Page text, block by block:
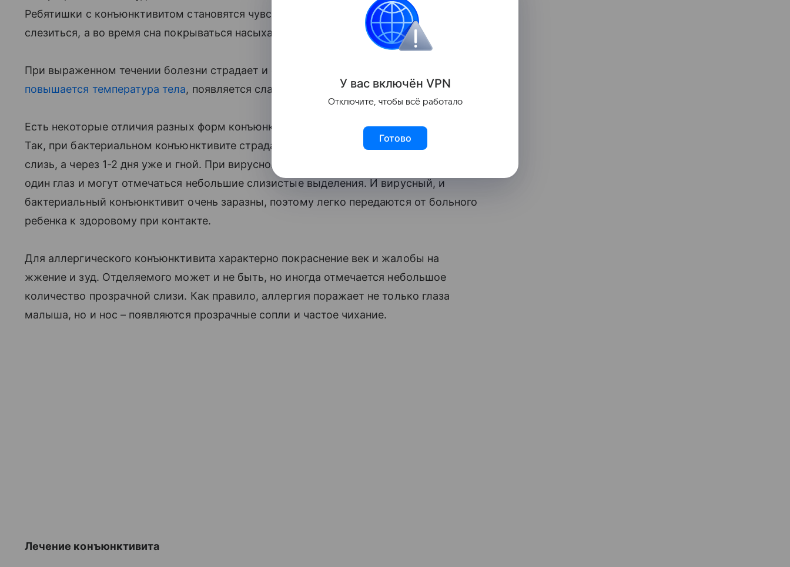
Ребятишки с конъюнктивитом становятся чувствительны к свету, глаза могут
слезиться, а во время сна покрываться насыхающими корочками.
При выраженном течении болезни страдает и общее самочувствие, у ребенка
повышается температура тела, появляется слабость и головная боль.
Есть некоторые отличия разных форм конъюнктивита в зависимости от возбудителя.
Так, при бактериальном конъюнктивите страдают оба глаза, из которых сочится
слизь, а через 1-2 дня уже и гной. При вирусной инфекции воспален, как правило,
один глаз и могут отмечаться небольшие слизистые выделения. И вирусный, и
бактериальный конъюнктивит очень заразны, поэтому легко передаются от больного
ребенка к здоровому при контакте.
Для аллергического конъюнктивита характерно покраснение век и жалобы на
жжение и зуд. Отделяемого может и не быть, но иногда отмечается небольшое
количество прозрачной слизи. Как правило, аллергия поражает не только глаза
малыша, но и нос – появляются прозрачные сопли и частое чихание.
Лечение конъюнктивита
У вас включён VPN
Отключите, чтобы всё работало
Готово